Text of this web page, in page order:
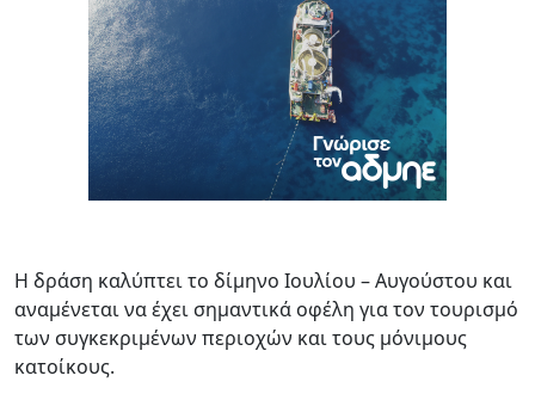
Η δράση καλύπτει το δίμηνο Ιουλίου – Αυγούστου και
αναμένεται να έχει σημαντικά οφέλη για τον τουρισμό
των συγκεκριμένων περιοχών και τους μόνιμους
κατοίκους.